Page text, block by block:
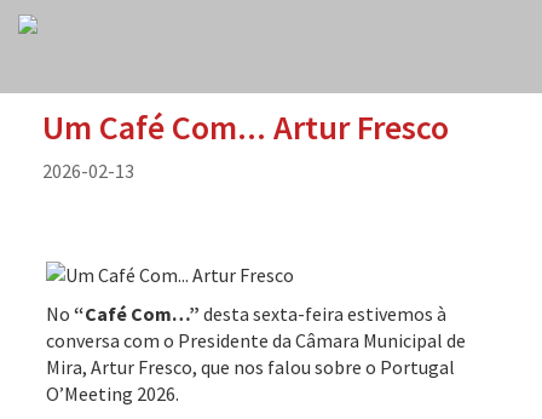
Um Café Com... Artur Fresco
2026-02-13
No “Café Com…” desta sexta-feira estivemos à
conversa com o Presidente da Câmara Municipal de
Mira, Artur Fresco, que nos falou sobre o Portugal
O’Meeting 2026.